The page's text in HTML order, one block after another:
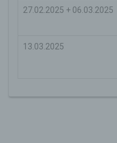
27.02.2025 + 06.03.2025
13.03.2025